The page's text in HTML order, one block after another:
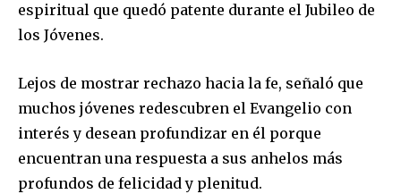
espiritual que quedó patente durante el Jubileo de
los Jóvenes.
Lejos de mostrar rechazo hacia la fe, señaló que
muchos jóvenes redescubren el Evangelio con
interés y desean profundizar en él porque
encuentran una respuesta a sus anhelos más
profundos de felicidad y plenitud.